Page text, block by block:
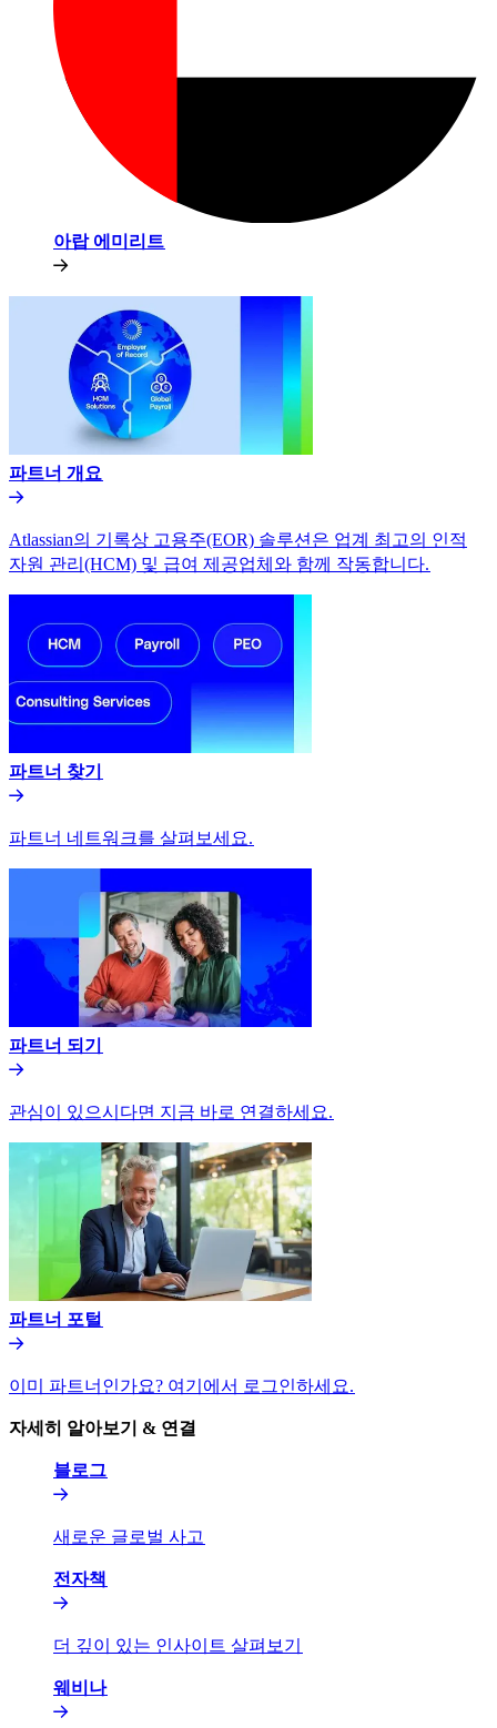
아랍 에미리트​​
파트너 개요​​
Atlassian의 기록상 고용주(EOR) 솔루션은 업계 최고의 인적
자원 관리(HCM) 및 급여 제공업체와 함께 작동합니다.​​
파트너 찾기​​
파트너 네트워크를 살펴보세요.​​
파트너 되기​​
관심이 있으시다면 지금 바로 연결하세요.​​
파트너 포털​​
이미 파트너인가요? 여기에서 로그인하세요.​​
자세히 알아보기 & 연결​​
블로그​​
새로운 글로벌 사고​​
전자책​​
더 깊이 있는 인사이트 살펴보기​​
웨비나​​